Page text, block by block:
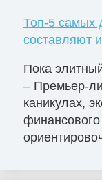
Топ-5 самых
составляют
Пока
– Премьер-
каникулах,